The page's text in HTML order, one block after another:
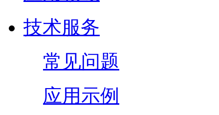
技术服务
常见问题
应用示例